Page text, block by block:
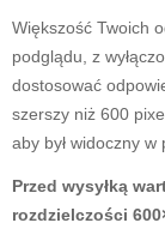
Większość Twoich
podglądu, z
dostosować
szerszy niż 600
aby był widoczny w
Przed wysyłką
rozdzielczości